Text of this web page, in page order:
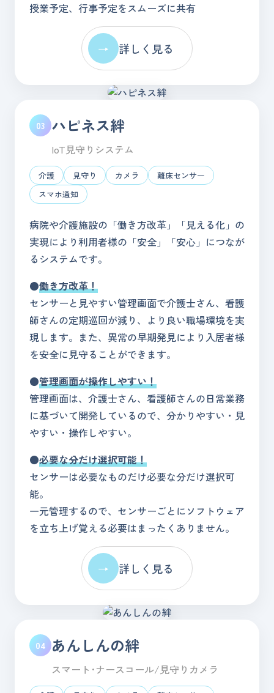
授業予定、行事予定をスムーズに共有
→ 詳しく見る
03 ハピネス絆
IoT見守りシステム
介護 見守り カメラ
離床センサー
スマホ通知
病院や介護施設の「働き方改革」「見える化」の
実現により利用者様の「安全」「安心」につなが
るシステムです。
●働き方改革！
センサーと見やすい管理画面で介護士さん、看護
師さんの定期巡回が減り、より良い職場環境を実
現します。また、異常の早期発見により入居者様
を安全に見守ることができます。
●管理画面が操作しやすい！
管理画面は、介護士さん、看護師さんの日常業務
に基づいて開発しているので、分かりやすい・見
やすい・操作しやすい。
●必要な分だけ選択可能！
センサーは必要なものだけ必要な分だけ選択可
能。
一元管理するので、センサーごとにソフトウェア
を立ち上げ覚える必要はまったくありません。
→ 詳しく見る
04 あんしんの絆
スマート･ナースコール/見守りカメラ